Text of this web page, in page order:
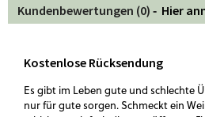
Kundenbewertungen (0) ‐ Hier
Kostenlose Rücksendung
Es gibt im Leben gute und schlechte
nur für gute sorgen. Schmeckt ein